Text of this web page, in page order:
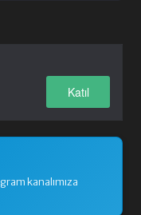
Katıl
kanalımıza